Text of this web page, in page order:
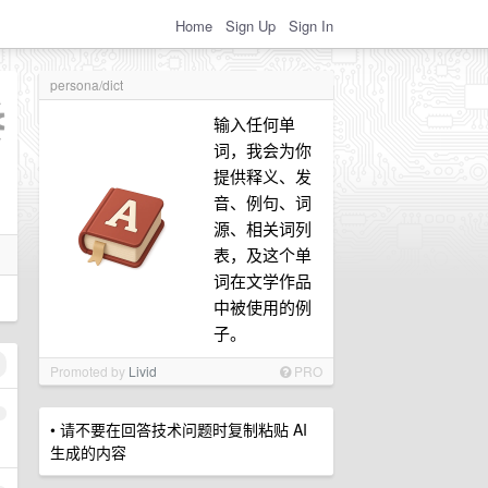
Home Sign Up Sign In
persona/dict
输入任何单
词，我会为你
提供释义、发
音、例句、词
源、相关词列
表，及这个单
词在文学作品
中被使用的例
子。
Promoted by Livid PRO
• 请不要在回答技术问题时复制粘贴 AI
生成的内容